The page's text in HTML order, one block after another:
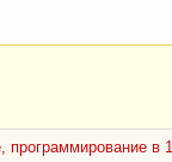
программирование в